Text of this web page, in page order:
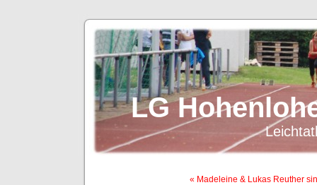
LG
« Madeleine & Lukas Reuther